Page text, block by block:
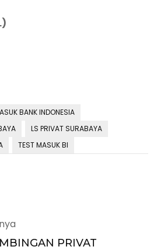
BANK INDONESIA
LS PRIVAT SURABAYA
TEST MASUK BI
PRIVAT